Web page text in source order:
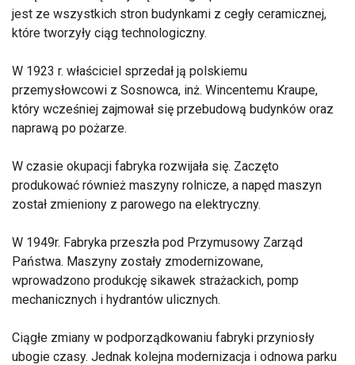
jest ze wszystkich stron budynkami z cegły ceramicznej,
które tworzyły ciąg technologiczny.
W 1923 r. właściciel sprzedał ją polskiemu
przemysłowcowi z Sosnowca, inż. Wincentemu Kraupe,
który wcześniej zajmował się przebudową budynków oraz
naprawą po pożarze.
W czasie okupacji fabryka rozwijała się. Zaczęto
produkować również maszyny rolnicze, a napęd maszyn
został zmieniony z parowego na elektryczny.
W 1949r. Fabryka przeszła pod Przymusowy Zarząd
Państwa. Maszyny zostały zmodernizowane,
wprowadzono produkcję sikawek strażackich, pomp
mechanicznych i hydrantów ulicznych.
Ciągłe zmiany w podporządkowaniu fabryki przyniosły
ubogie czasy. Jednak kolejna modernizacja i odnowa parku